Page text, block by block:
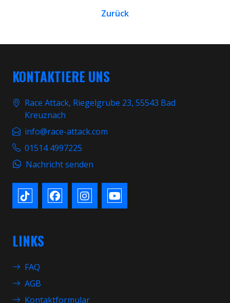
Zurück
KONTAKTIERE UNS
Race Attack, Riegelgrube 23, 55543 Bad
Kreuznach
info@race-attack.com
01514 4997225
Nachricht senden
LINKS
FAQ
AGB
Kontaktformular